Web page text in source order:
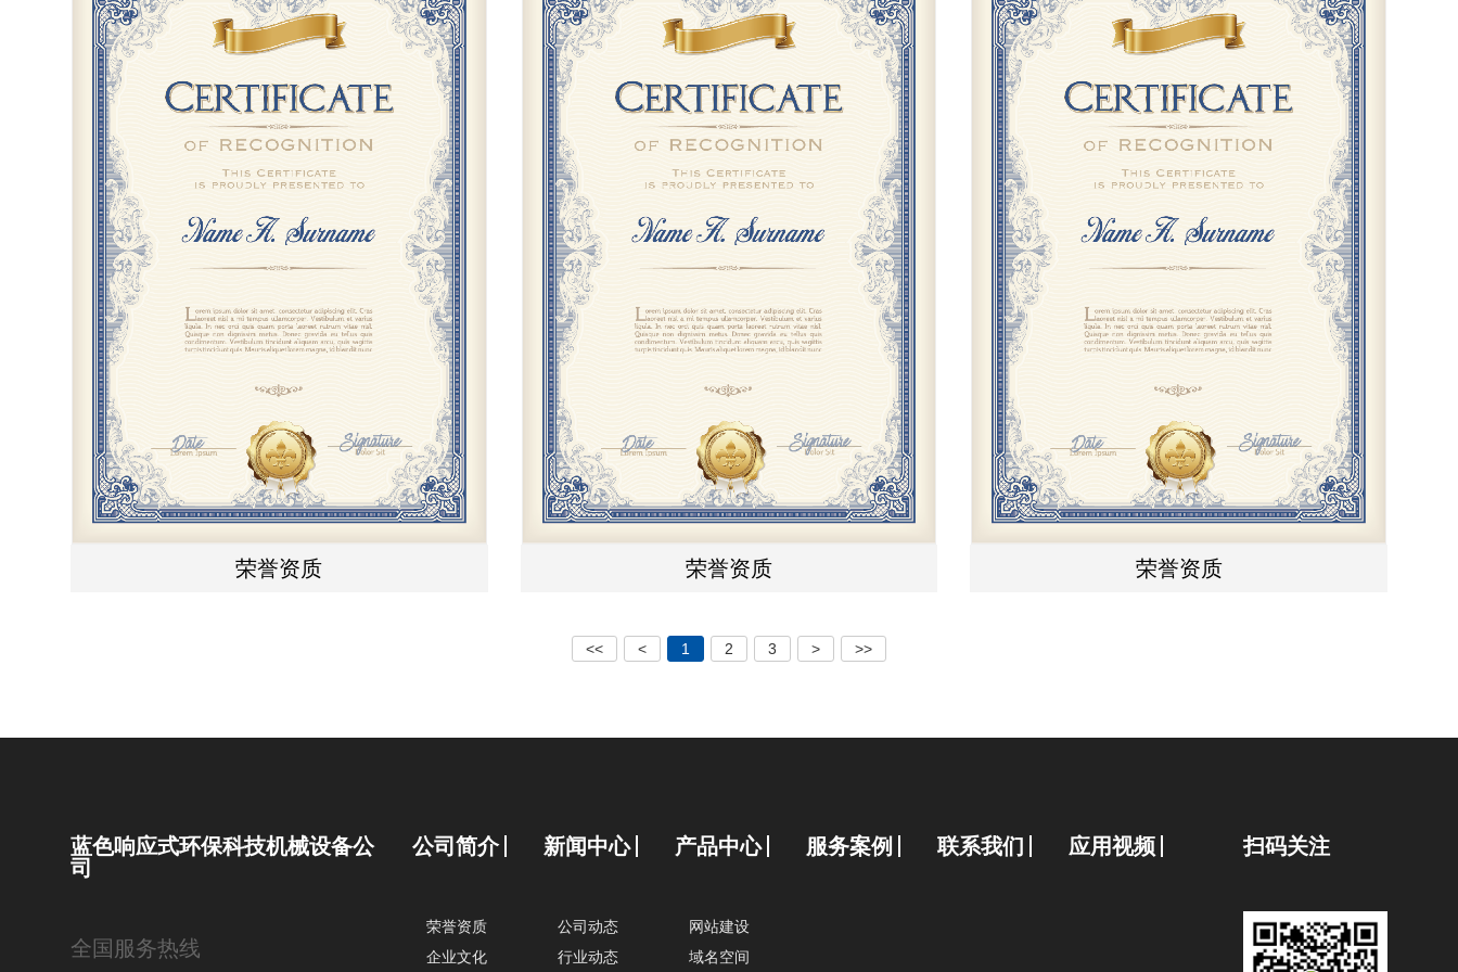
荣誉资质 荣誉资质 荣誉资质
<< < 1 2 3 > >>
蓝色响应式环保科技机械设备公
司
全国服务热线
公司简介
荣誉资质
企业文化
新闻中心
公司动态
行业动态
产品中心
网站建设
域名空间
服务案例 联系我们 应用视频 扫码关注